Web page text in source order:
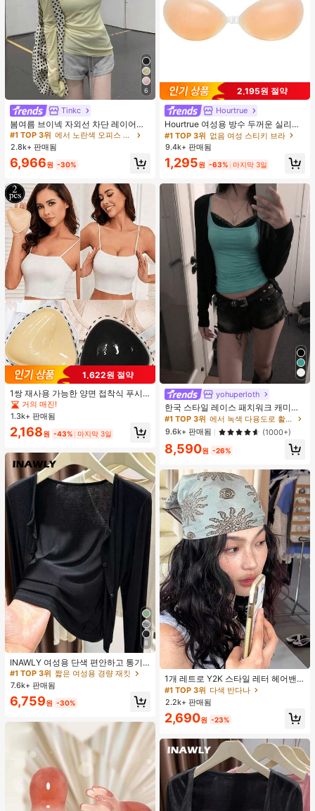
6
Tinkc
봄여름 브이넥 자외선 차단 레이어링
다용도 긴팔 티셔츠 여성용 탑, 유로
썸머 옐로우
#1 TOP 3위
높은 재방문 고객
거의 매진!
#1 TOP 3위
에서 노란색 오피스 데일리 탑
높은 재방문 고객
#1 TOP 3위
에서 노란색 오피스 데일리 탑
높은 재방문 고객
#1 TOP 3위
2.8k+ 판매됨
6,966원 -30%
1,622원 절약
1쌍 재사용 가능한 양면 접착식 푸시
업 브라 패드, 수영복, 비키니 & 스포
츠 브라용 보이지 않는 두꺼운 접착식
브라 인서트
거의 매진!
1.3k+ 판매됨
2,168원 -43% 마지막 3일
8
INAWLY 여성용 단색 편안하고 통기
성 좋은 긴 소매 앞면 버튼 캐주얼 다
용도 얇은 가디건
#1 TOP 3위
짧은 여성용 경량 재킷
거의 매진!
#1 TOP 3위 짧은 여성용 경량 재킷
거의 매진!
#1 TOP 3위 짧은 여성용 경량 재킷
거의 매진!
#1 TOP 3위
짧은 여성용 경량 재킷
7.6k+ 판매됨
6,759원 -30%
2,195원 절약
Hourtrue
Hourtrue 여성용 방수 두꺼운 실리콘
가슴 페탈, 작은 가슴 리프트업 & 푸시
인용, 웨딩 촬영 및 들러리용
#1 TOP 3위 없음 여성 스티키 브라
9.4k+ 판매됨
1,295원 -63% 마지막 3일
yohuperloth
한국 스타일 레이스 패치워크 캐미솔
탱크 탑, Y2K 에스테틱, 스트리트웨어
캐주얼 여름
#1 TOP 3위
거의 매진!
#1 TOP 3위
에서 녹색 다용도로 활용 가능한 데일리 탑
거의 매진!
#1 TOP 3위
에서 녹색 다용도로 활용 가능한 데일리 탑
거의 매진!
#1 TOP 3위
에서 녹색 다용도로 활용 가능한 데일리 탑
거의 매진!
9.6k+ 판매됨 (1000+)
8,590원 -26%
1개 레트로 Y2K 스타일 레터 헤어밴
드, 스트리트 패션 다용도 헤어 스카프
여성용 여름 헤어 액세서리 여성 반다
나
#1 TOP 3위 다색 반다나
거의 매진!
#1 TOP 3위 다색 반다나
거의 매진!
#1 TOP 3위 다색 반다나
거의 매진!
#1 TOP 3위
다색 반다나
2.2k+ 판매됨
2,690원 -23%